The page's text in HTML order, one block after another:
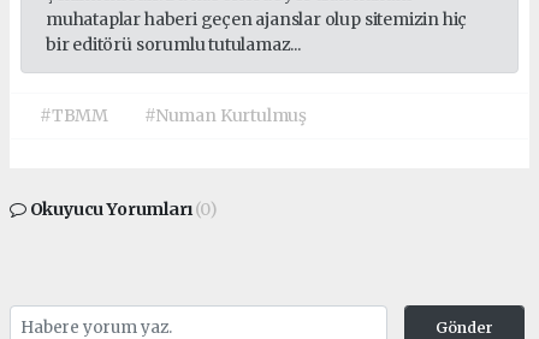
muhataplar haberi geçen ajanslar olup sitemizin hiç
bir editörü sorumlu tutulamaz...
#TBMM #Numan Kurtulmuş
Okuyucu Yorumları(0)
Gönder